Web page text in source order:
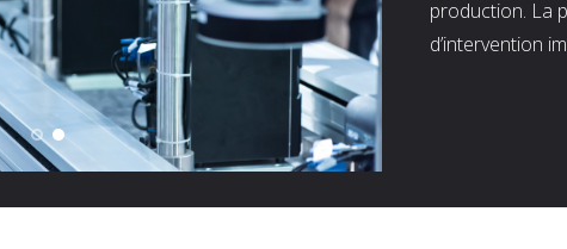
production. La
d’intervention